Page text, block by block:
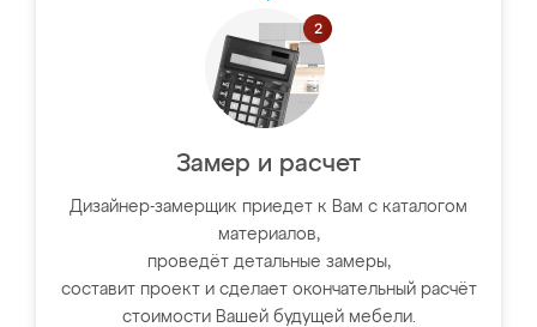
Замер и расчет
Дизайнер-замерщик приедет к Вам с каталогом
материалов,
проведёт детальные замеры,
составит проект и сделает окончательный расчёт
стоимости Вашей будущей мебели.